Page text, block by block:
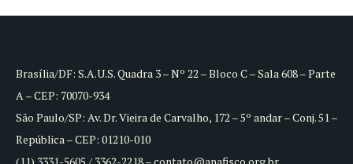
Brasília/DF: S.A.U.S. Quadra 3 – Nº 22 – Bloco C – Sala 608 – Parte
A – CEP: 70070-934
São Paulo/SP: Av. Dr. Vieira de Carvalho, 172 – 5º andar – Conj. 51 –
República – CEP: 01210-010
(11) 3331-5605 / 3362-2218 – contato@anafisco.org.br